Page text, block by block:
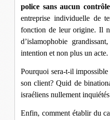
police sans aucun
entreprise individuelle de
fonction de leur origine. Il
d’islamophobie
intention et non plus un acte.
Pourquoi sera-t-il impossible
son client? Quid de
israéliens nullement
Enfin, comment établir du